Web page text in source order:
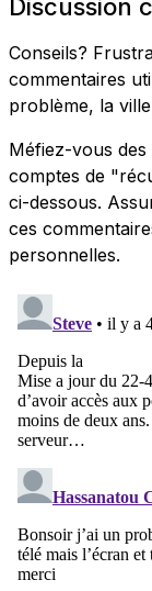
Discussion
Conseils?
commentaires
problème, la
Méfiez-vous
comptes de
ci-dessous.
ces
personnelles.